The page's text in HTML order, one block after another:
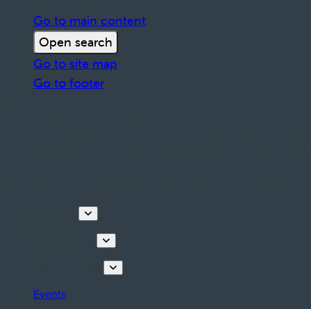
Go to main content
Open search
Go to site map
Go to footer
Events